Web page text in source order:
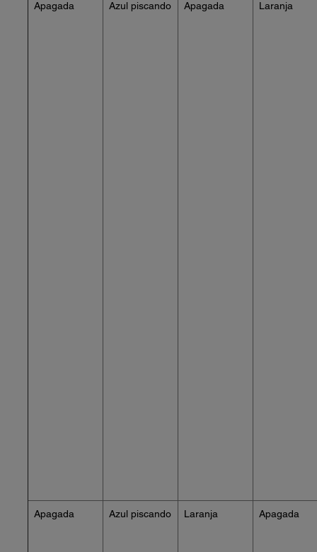
Apagada Azul piscando Apagada Laranja
Apagada Azul piscando Laranja Apagada